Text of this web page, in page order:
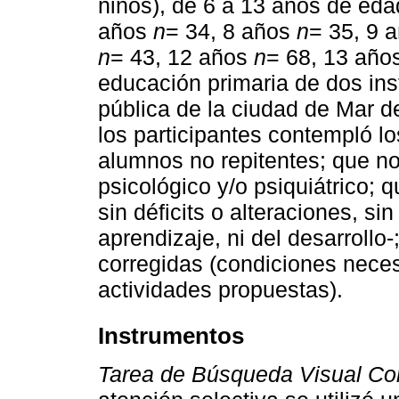
niños), de 6 a 13 años de
años n= 34, 8 años n= 35, 9
n= 43, 12 años n= 68, 13
educación primaria de dos
pública de la ciudad de Mar
los participantes contempló
alumnos no repitentes; que
psicológico y/o psiquiátrico;
sin déficits o alteraciones,
aprendizaje, ni del
corregidas (condiciones
actividades propuestas).
Instrumentos
Tarea de Búsqueda Visual